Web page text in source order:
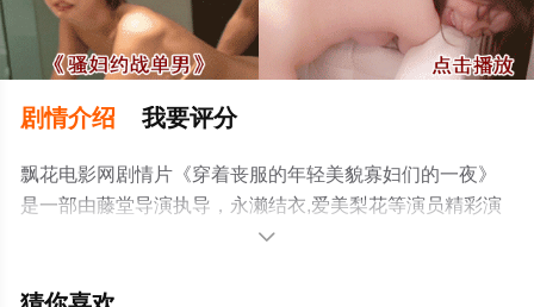
剧情介绍 我要评分
飘花电影网剧情片《穿着丧服的年轻美貌寡妇们的一夜》
是一部由藤堂导演执导，永濑结衣,爱美梨花等演员精彩演
绎的日本电影，手机免费观看高清无删减完整版电影大全
或剧情网等平台了解。
